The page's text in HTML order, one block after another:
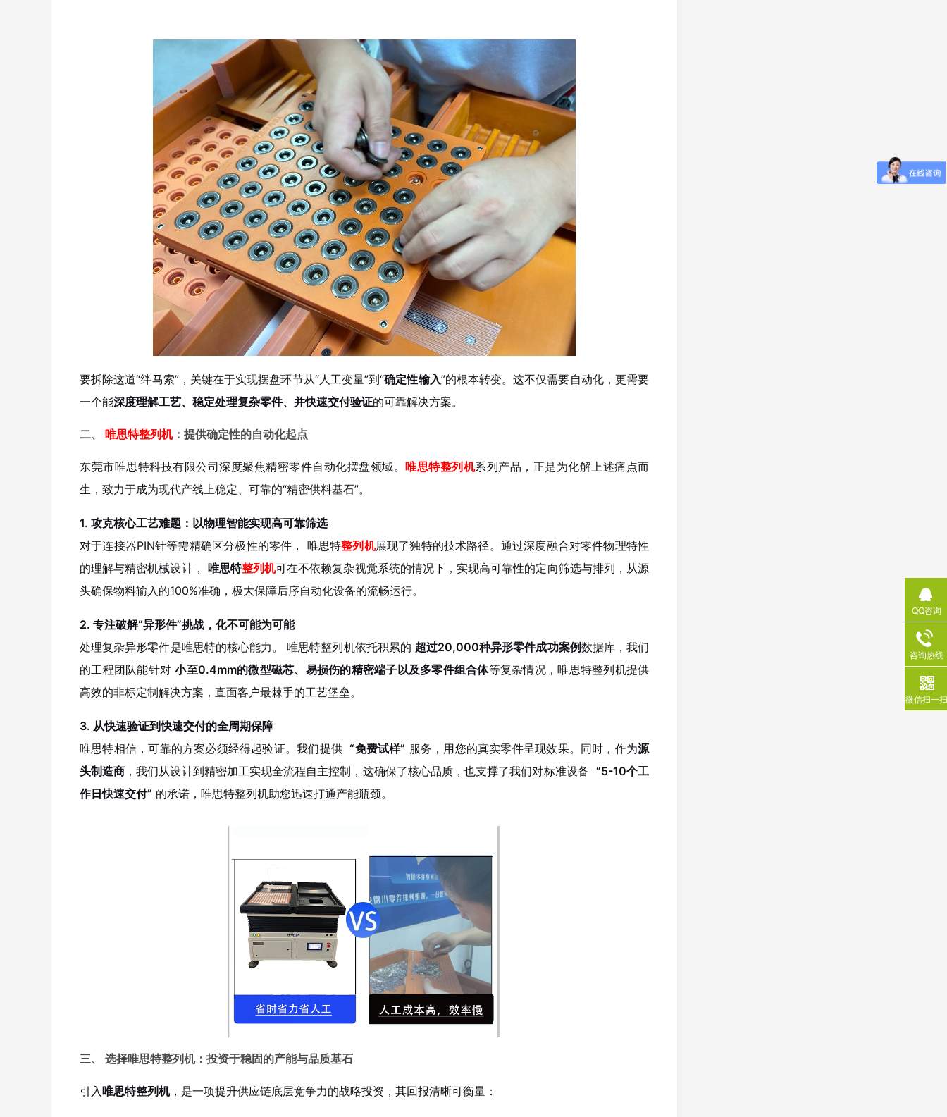
要拆除这道“绊马索”，关键在于实现摆盘环节从“人工变量”到“确定性输入”的根本转变。这不仅需要自动化，更需要
一个能深度理解工艺、稳定处理复杂零件、并快速交付验证的可靠解决方案。
二、 唯思特整列机：提供确定性的自动化起点
东莞市唯思特科技有限公司深度聚焦精密零件自动化摆盘领域。 唯思特整列机系列产品，正是为化解上述痛点而
生，致力于成为现代产线上稳定、可靠的“精密供料基石”。
1. 攻克核心工艺难题：以物理智能实现高可靠筛选
对于连接器PIN针等需精确区分极性的零件， 唯思特整列机展现了独特的技术路径。通过深度融合对零件物理特性
的理解与精密机械设计， 唯思特整列机可在不依赖复杂视觉系统的情况下，实现高可靠性的定向筛选与排列，从源
头确保物料输入的100%准确，极大保障后序自动化设备的流畅运行。
2. 专注破解“异形件”挑战，化不可能为可能
处理复杂异形零件是唯思特的核心能力。唯思特整列机依托积累的 超过20,000种异形零件成功案例数据库，我们
的工程团队能针对小至0.4mm的微型磁芯、易损伤的精密端子以及多零件组合体等复杂情况，唯思特整列机提供
高效的非标定制解决方案，直面客户最棘手的工艺堡垒。
3. 从快速验证到快速交付的全周期保障
唯思特相信，可靠的方案必须经得起验证。我们提供“免费试样” 服务，用您的真实零件呈现效果。同时，作为源
头制造商 ，我们从设计到精密加工实现全流程自主控制，这确保了核心品质，也支撑了我们对标准设备 “5-10个工
作日快速交付” 的承诺， 唯思特整列机助您迅速打通产能瓶颈。
三、 选择唯思特整列机：投资于稳固的产能与品质基石
引入唯思特整列机，是一项提升供应链底层竞争力的战略投资，其回报清晰可衡量：
QQ咨询
咨询热线
微信扫一扫